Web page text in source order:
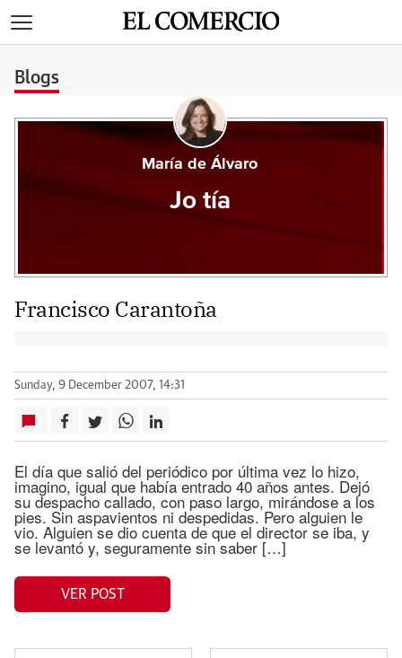
Blogs
María de Álvaro
Jo tía
Francisco Carantoña
Sunday, 9 December 2007, 14:31
El día que salió del periódico por última vez lo hizo,
imagino, igual que había entrado 40 años antes. Dejó
su despacho callado, con paso largo, mirándose a los
pies. Sin aspavientos ni despedidas. Pero alguien le
vio. Alguien se dio cuenta de que el director se iba, y
se levantó y, seguramente sin saber […]
VER POST